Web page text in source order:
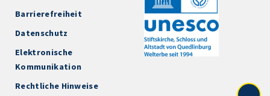
Barrierefreiheit
Datenschutz
Elektronische
Kommunikation
Rechtliche Hinweise